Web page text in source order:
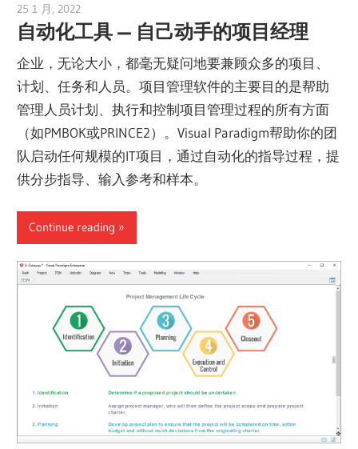
25 1 月, 2022
自动化工具 — 自己动手的项目经理
企业，无论大小，都毫无疑问地要兼顾众多的项目、
计划、任务和人员。项目管理软件的主要目的是帮助
管理人员计划、执行和控制项目管理过程的所有方面
（如PMBOK或PRINCE2）。Visual Paradigm帮助你的团
队启动任何规模的IT项目，通过自动化的指导过程，提
供分步指导、输入参考和样本。
Continue reading